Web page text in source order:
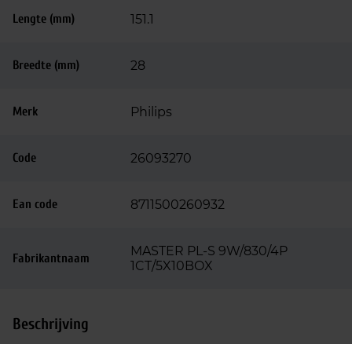
Lengte (mm) 151.1
Breedte (mm) 28
Merk Philips
Code 26093270
Ean code 8711500260932
Fabrikantnaam
MASTER PL-S 9W/830/4P
1CT/5X10BOX
Beschrijving